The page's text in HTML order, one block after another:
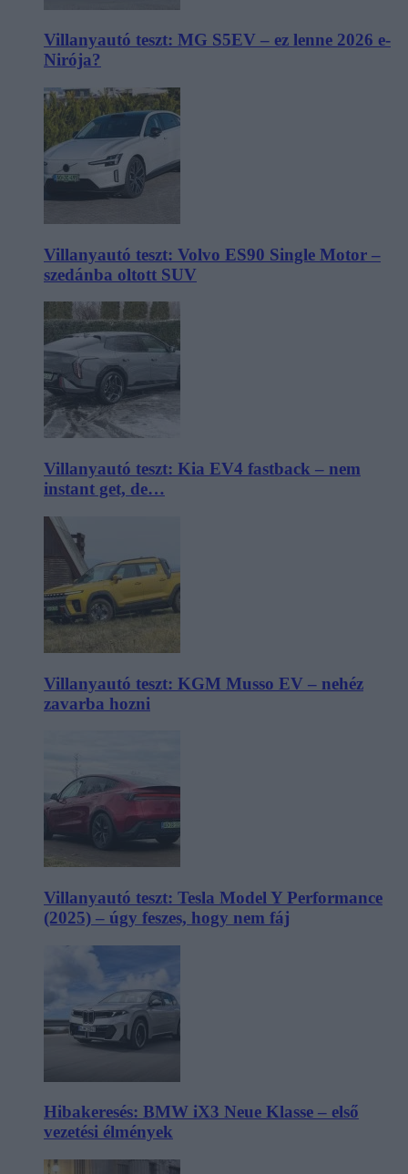
Villanyautó teszt: MG S5EV – ez lenne 2026 e-
Nirója?
Villanyautó teszt: Volvo ES90 Single Motor –
szedánba oltott SUV
Villanyautó teszt: Kia EV4 fastback – nem
instant get, de…
Villanyautó teszt: KGM Musso EV – nehéz
zavarba hozni
Villanyautó teszt: Tesla Model Y Performance
(2025) – úgy feszes, hogy nem fáj
Hibakeresés: BMW iX3 Neue Klasse – első
vezetési élmények